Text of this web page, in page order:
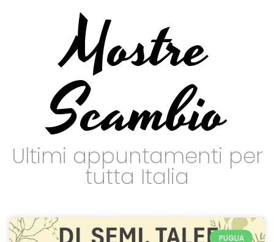
Mostre
Scambio
Ultimi appuntamenti per
tutta Italia
PUGLIA